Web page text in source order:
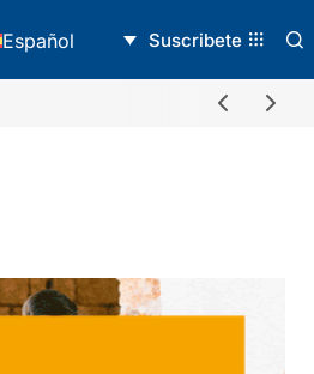
Español Suscribete